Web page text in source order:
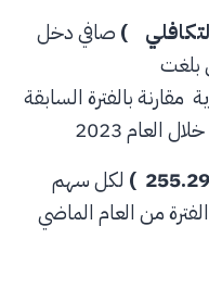
) صافي دخل
بلغت
مقارنة بالفترة السابقة
خلال العام 2023
لكل سهم
من العام الماضي